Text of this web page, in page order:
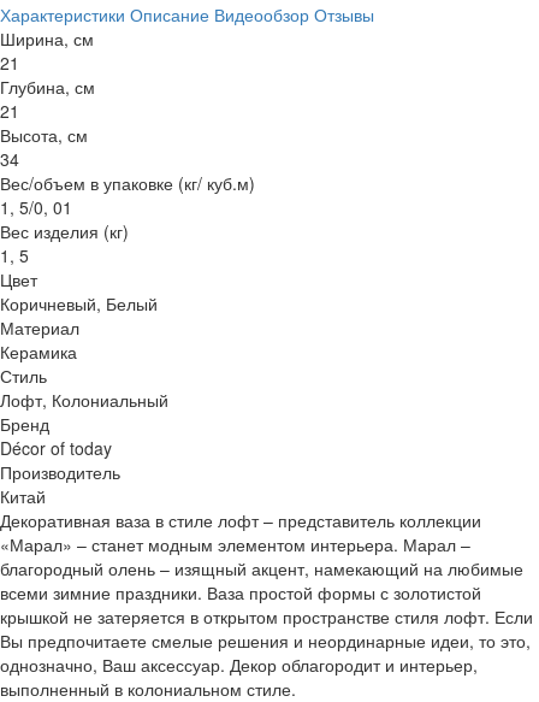
Характеристики Описание Видеообзор Отзывы
Ширина, см
21
Глубина, см
21
Высота, см
34
Вес/объем в упаковке (кг/ куб.м)
1, 5/0, 01
Вес изделия (кг)
1, 5
Цвет
Коричневый, Белый
Материал
Керамика
Стиль
Лофт, Колониальный
Бренд
Décor of today
Производитель
Китай
Декоративная ваза в стиле лофт – представитель коллекции
«Марал» – станет модным элементом интерьера. Марал –
благородный олень – изящный акцент, намекающий на любимые
всеми зимние праздники. Ваза простой формы с золотистой
крышкой не затеряется в открытом пространстве стиля лофт. Если
Вы предпочитаете смелые решения и неординарные идеи, то это,
однозначно, Ваш аксессуар. Декор облагородит и интерьер,
выполненный в колониальном стиле.